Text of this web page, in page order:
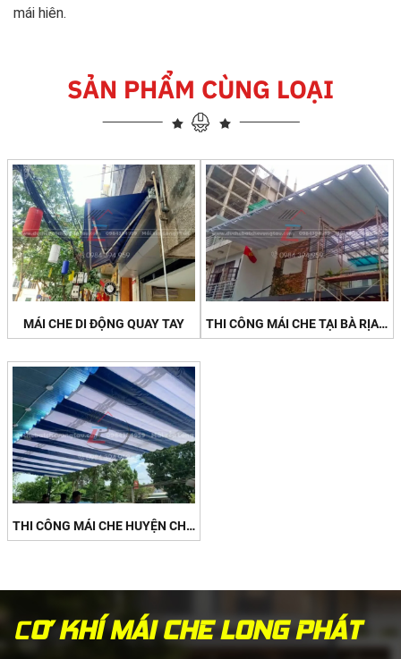
mái hiên.
SẢN PHẨM CÙNG LOẠI
MÁI CHE DI ĐỘNG QUAY TAY THI CÔNG MÁI CHE TẠI BÀ RỊA VŨNG TÀU
THI CÔNG MÁI CHE HUYỆN CHÂU ĐỨC
CƠ KHÍ MÁI CHE LONG PHÁT